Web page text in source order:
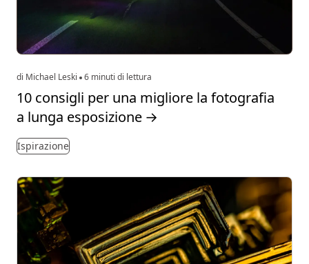
di Michael Leski 6 minuti di lettura
10 consigli per una migliore la fotografia
a lunga esposizione →
Ispirazione